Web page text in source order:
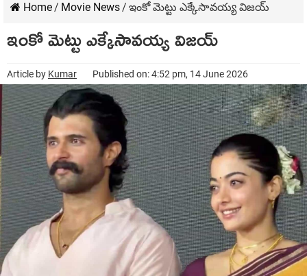
Home/ Movie News/ ఇంకో మెట్టు ఎక్కేసావయ్య విజయ్
ఇంకో మెట్టు ఎక్కేసావయ్య విజయ్
Article by Kumar Published on: 4:52 pm, 14 June 2026